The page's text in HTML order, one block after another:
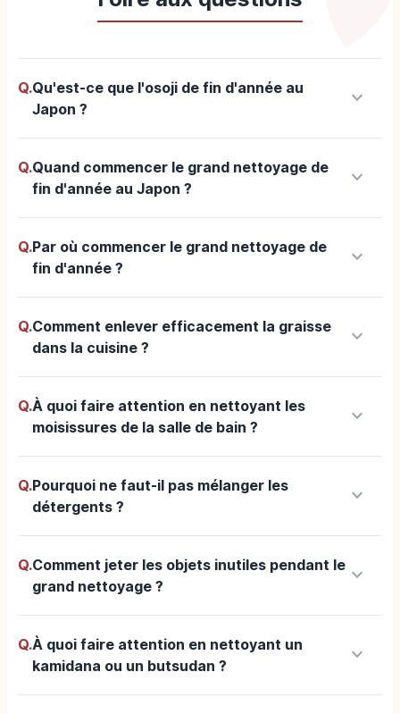
Q.Qu'est-ce que l'osoji de fin d'année au
Japon ?
keyboard_arrow_down
Q.Quand commencer le grand nettoyage de
fin d'année au Japon ?
keyboard_arrow_down
Q.Par où commencer le grand nettoyage de
fin d'année ?
keyboard_arrow_down
Q.Comment enlever efficacement la graisse
dans la cuisine ?
keyboard_arrow_down
Q.À quoi faire attention en nettoyant les
moisissures de la salle de bain ?
keyboard_arrow_down
Q.Pourquoi ne faut-il pas mélanger les
détergents ?
keyboard_arrow_down
Q.Comment jeter les objets inutiles pendant le
grand nettoyage ?
keyboard_arrow_down
Q.À quoi faire attention en nettoyant un
kamidana ou un butsudan ?
keyboard_arrow_down